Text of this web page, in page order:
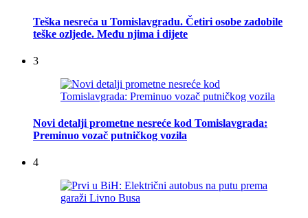
Teška nesreća u Tomislavgradu. Četiri osobe zadobile
teške ozljede. Među njima i dijete
3
Novi detalji prometne nesreće kod Tomislavgrada:
Preminuo vozač putničkog vozila
4